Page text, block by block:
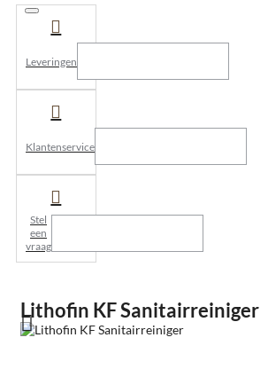
Leveringen
Klantenservice
Stel
een
vraag
Lithofin KF Sanitairreiniger